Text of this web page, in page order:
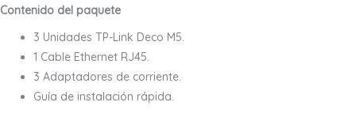
Contenido del paquete
3 Unidades TP-Link Deco M5.
1 Cable Ethernet RJ45.
3 Adaptadores de corriente.
Guía de instalación rápida.